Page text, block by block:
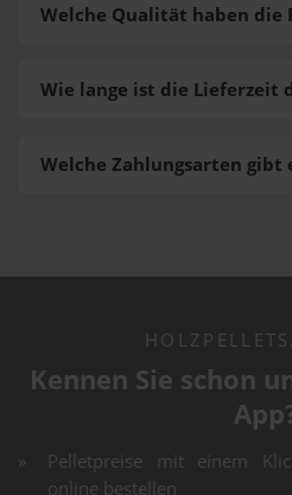
Welche Zahlungsarten gibt
Welche Qualität haben die
Wie lange ist die Lieferzeit
Kennen Sie schon
Pelletpreise mit einem
online bestellen